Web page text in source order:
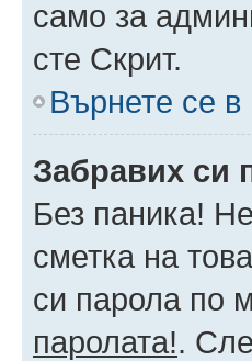
само за
сте Скрит.
Върнете се в
Забравих си
Без паника!
сметка на
си парола по
паролата!.